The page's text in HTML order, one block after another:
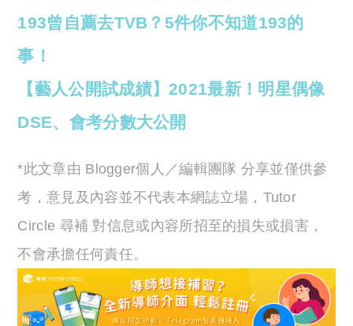
193曾自薦去TVB？5件你不知道193的
事！
【藝人公開試成績】2021最新！明星偶像
DSE、會考分數大公開
*此文章由 Blogger個人／編輯團隊 分享並僅供參
考，意見及內容並不代表本網誌立場，Tutor
Circle 尋補 對信息或內容所招至的損失或損害，
不會承擔任何責任。